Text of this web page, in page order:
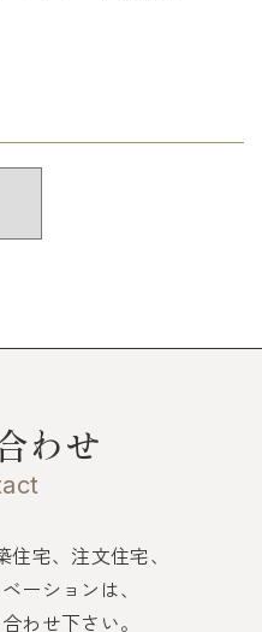
わせ
宅、注文住宅、
ーションは、
わせ下さい。